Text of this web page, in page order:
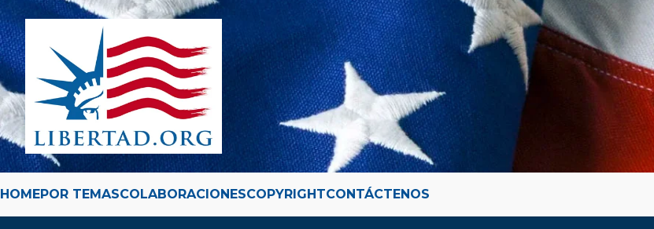
HOMEPOR TEMASCOLABORACIONESCOPYRIGHTCONTÁCTENOS